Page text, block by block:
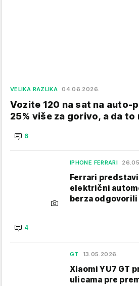
VELIKA RAZLIKA 04.06.2026.
Vozite 120 na sat na auto-
25% više za gorivo, a da
6
IPHONE FERRARI
Ferrari
električni
berza
4
GT 13.05.2026.
Xiaomi YU7 GT
ulicama pre